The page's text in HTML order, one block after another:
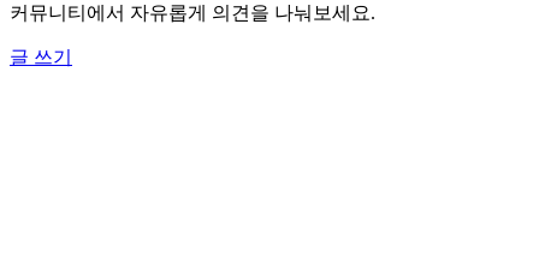
커뮤니티에서 자유롭게 의견을 나눠보세요.
글 쓰기